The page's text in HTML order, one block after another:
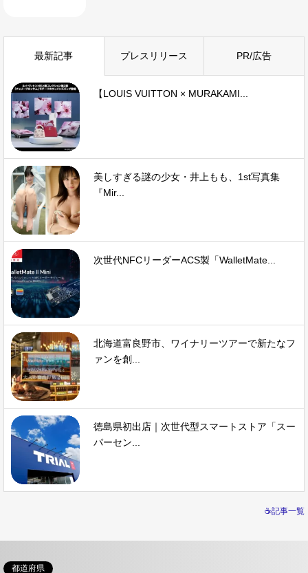
最新記事 プレスリリース PR/広告
【LOUIS VUITTON × MURAKAMI...
美しすぎる謎の少女・井上もも、1st写真集
『Mir...
次世代NFCリーダーACS製「WalletMate...
北海道富良野市、ワイナリーツアーで新たなフ
ァンを創...
徳島県初出店｜次世代型スマートストア「スー
パーセン...
☕記事一覧
都道府県